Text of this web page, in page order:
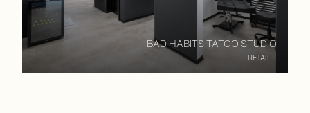
BAD HABITS TATOO STUDIO
RETAIL